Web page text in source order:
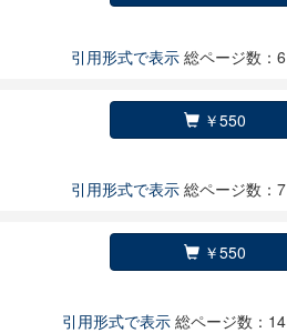
引用形式で表示 総ページ数：6
￥550
引用形式で表示 総ページ数：7
￥550
引用形式で表示 総ページ数：14